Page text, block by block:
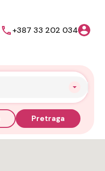
+387 33 202 034
Pretraga